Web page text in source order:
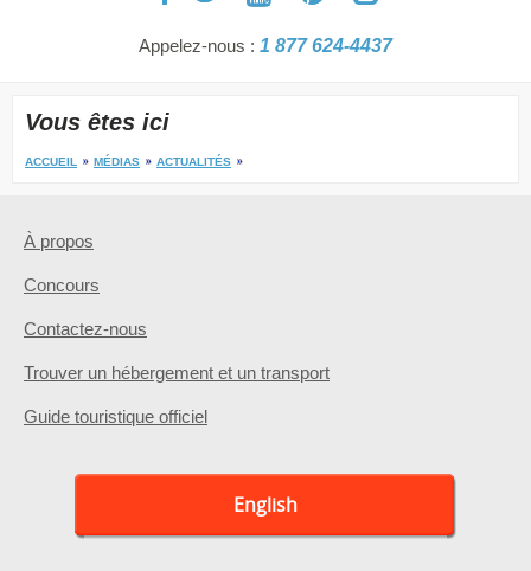
Appelez-nous : 1 877 624-4437
Vous êtes ici
ACCUEIL MÉDIAS ACTUALITÉS
À propos
Concours
Contactez-nous
Trouver un hébergement et un transport
Guide touristique officiel
English